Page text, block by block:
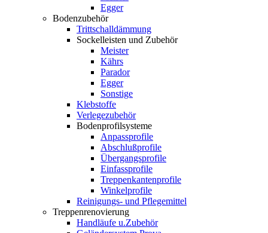
Egger
Bodenzubehör
Trittschalldämmung
Sockelleisten und Zubehör
Meister
Kährs
Parador
Egger
Sonstige
Klebstoffe
Verlegezubehör
Bodenprofilsysteme
Anpassprofile
Abschlußprofile
Übergangsprofile
Einfassprofile
Treppenkantenprofile
Winkelprofile
Reinigungs- und Pflegemittel
Treppenrenovierung
Handläufe u.Zubehör